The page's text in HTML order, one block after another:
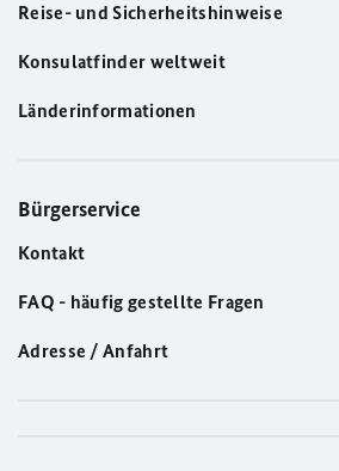
Reise- und Sicherheitshinweise
Konsulatfinder weltweit
Länderinformationen
Bürgerservice
Kontakt
FAQ - häufig gestellte Fragen
Adresse / Anfahrt